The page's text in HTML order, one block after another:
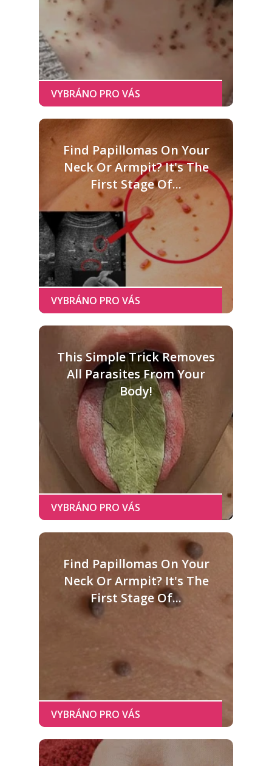
Find Papillomas On Your
Neck Or Armpit? It's The
First Stage Of...
This Simple Trick Removes
All Parasites From Your
Body!
Find Papillomas On Your
Neck Or Armpit? It's The
First Stage Of...